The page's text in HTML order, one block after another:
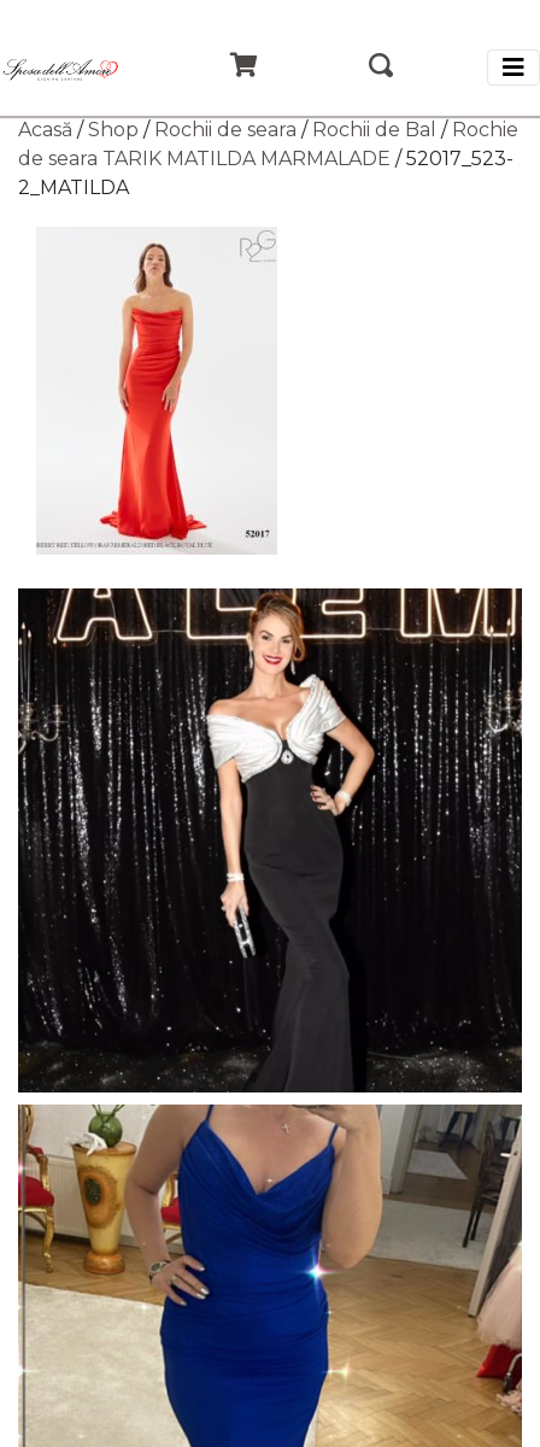
Acasă /Shop / Rochii de seara / Rochii de Bal / Rochie
de seara TARIK MATILDA MARMALADE / 52017_523-
2_MATILDA